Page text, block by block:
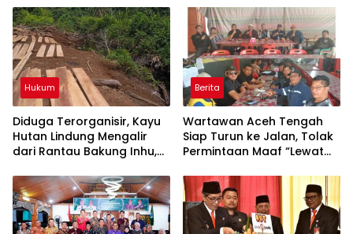
Hukum
Diduga Terorganisir, Kayu
Hutan Lindung Mengalir
dari Rantau Bakung Inhu,
Berita
Wartawan Aceh Tengah
Siap Turun ke Jalan, Tolak
Permintaan Maaf “Lewat